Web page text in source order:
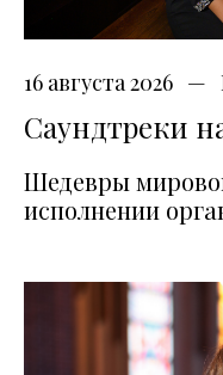
16 августа 2026
Саундтреки
Шедевры
исполнении